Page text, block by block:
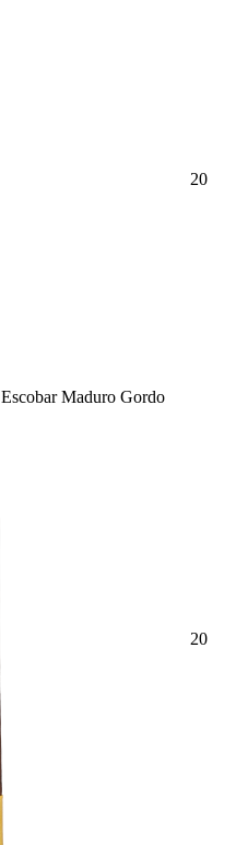
Escobar Maduro Gordo
20
20